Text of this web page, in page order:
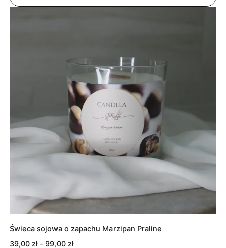
Świeca sojowa o zapachu Marzipan Praline
39,00 zł – 99,00 złZakres